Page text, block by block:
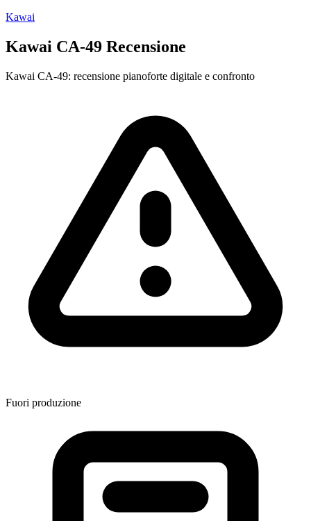
Kawai
Kawai CA-49 Recensione
Kawai CA-49: recensione pianoforte digitale e confronto
Fuori produzione